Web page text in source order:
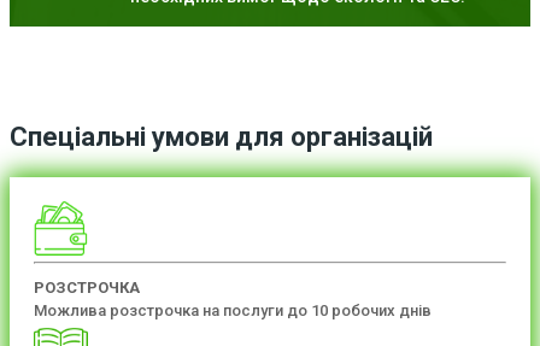
Спеціальні умови для організацій
РОЗСТРОЧКА
Можлива розстрочка на послуги до 10 робочих днів